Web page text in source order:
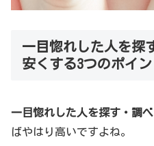
一目惚れした人を探
安くする3つのポイン
一目惚れした人を探す・調
ばやはり高いですよね。